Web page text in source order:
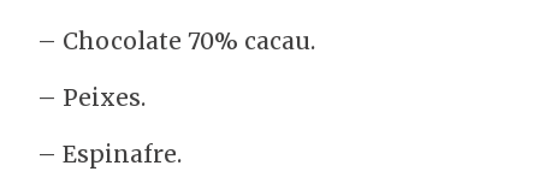
– Chocolate 70% cacau.
– Peixes.
– Espinafre.